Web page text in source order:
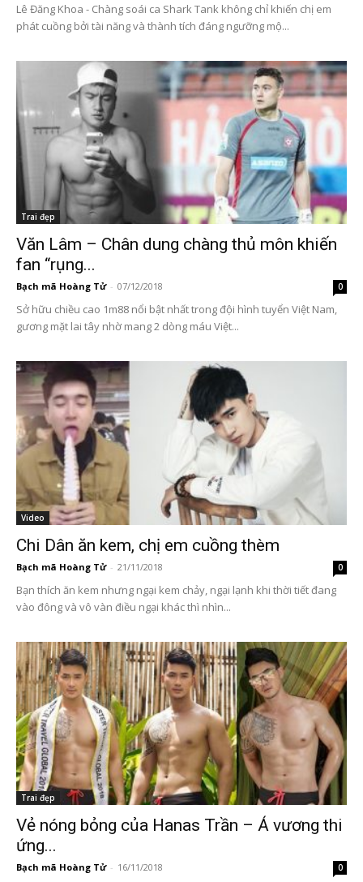
Lê Đăng Khoa - Chàng soái ca Shark Tank không chỉ khiến chị em
phát cuồng bởi tài năng và thành tích đáng ngưỡng mộ...
Trai đẹp
Văn Lâm – Chân dung chàng thủ môn khiến
fan “rụng...
Bạch mã Hoàng Tử - 07/12/2018 0
Sở hữu chiều cao 1m88 nổi bật nhất trong đội hình tuyển Việt Nam,
gương mặt lai tây nhờ mang 2 dòng máu Việt...
Video
Chi Dân ăn kem, chị em cuồng thèm
Bạch mã Hoàng Tử - 21/11/2018 0
Bạn thích ăn kem nhưng ngại kem chảy, ngại lạnh khi thời tiết đang
vào đông và vô vàn điều ngại khác thì nhìn...
Trai đẹp
Vẻ nóng bỏng của Hanas Trần – Á vương thi
ứng...
Bạch mã Hoàng Tử - 16/11/2018 0